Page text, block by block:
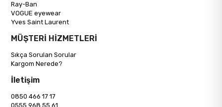
Ray-Ban
VOGUE eyewear
Yves Saint Laurent
MÜŞTERİ HİZMETLERİ
Sıkça Sorulan Sorular
Kargom Nerede?
İletişim
0850 466 17 17
0555 968 55 61